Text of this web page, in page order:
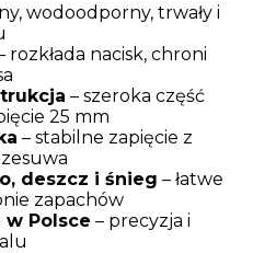
wodoodporny, trwały i
rozkłada nacisk, chroni
– szeroka część
25 mm
– stabilne zapięcie z
deszcz i śnieg – łatwe
zapachów
w Polsce – precyzja i